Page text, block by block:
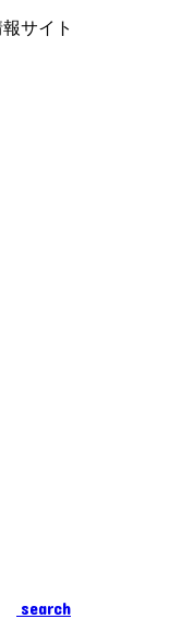
サイト
search